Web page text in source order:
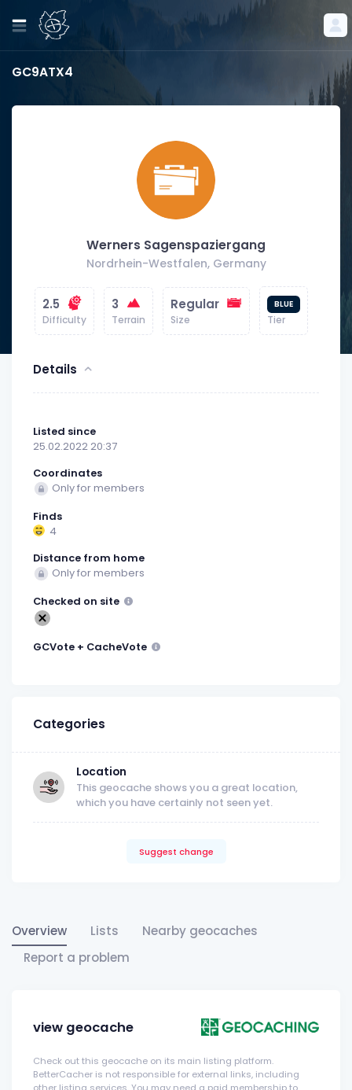
GC9ATX4
Werners Sagenspaziergang
Nordrhein-Westfalen, Germany
2.5
Difficulty
3
Terrain
Regular
Size
BLUE
Tier
Details
Listed since
25.02.2022 20:37
Coordinates
Only for members
Finds
4
Distance from home
Only for members
Checked on site
GCVote + CacheVote
Categories
Location
This geocache shows you a great location,
which you have certainly not seen yet.
Suggest change
Overview Lists
Nearby geocaches
Report a problem
view geocache
Check out this geocache on its main listing platform.
BetterCacher is not responsible for external links, including